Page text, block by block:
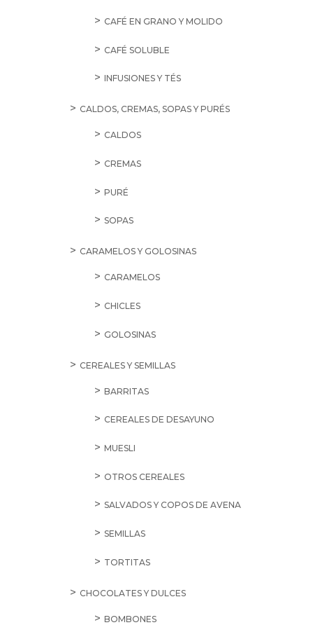
CAFÉ EN GRANO Y MOLIDO
CAFÉ SOLUBLE
INFUSIONES Y TÉS
CALDOS, CREMAS, SOPAS Y PURÉS
CALDOS
CREMAS
PURÉ
SOPAS
CARAMELOS Y GOLOSINAS
CARAMELOS
CHICLES
GOLOSINAS
CEREALES Y SEMILLAS
BARRITAS
CEREALES DE DESAYUNO
MUESLI
OTROS CEREALES
SALVADOS Y COPOS DE AVENA
SEMILLAS
TORTITAS
CHOCOLATES Y DULCES
BOMBONES